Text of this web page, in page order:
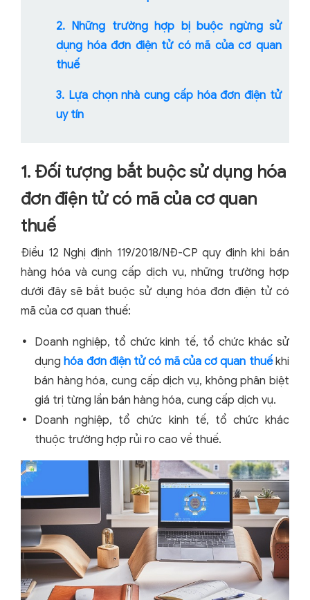
2. Những trường hợp bị buộc ngừng sử
dụng hóa đơn điện tử có mã của cơ quan
thuế
3. Lựa chọn nhà cung cấp hóa đơn điện tử
uy tín
1. Đối tượng bắt buộc sử dụng hóa
đơn điện tử có mã của cơ quan
thuế
Điều 12 Nghị định 119/2018/NĐ-CP quy định khi bán
hàng hóa và cung cấp dịch vụ, những trường hợp
dưới đây sẽ bắt buộc sử dụng hóa đơn điện tử có
mã của cơ quan thuế:
Doanh nghiệp, tổ chức kinh tế, tổ chức khác sử
dụnghóa đơn điện tử có mã của cơ quan thuếkhi
bán hàng hóa, cung cấp dịch vụ, không phân biệt
giá trị từng lần bán hàng hóa, cung cấp dịch vụ.
Doanh nghiệp, tổ chức kinh tế, tổ chức khác
thuộc trường hợp rủi ro cao về thuế.